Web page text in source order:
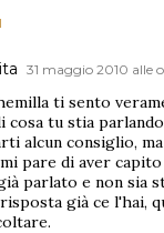
31 maggio 2010 alle
ti sento
cosa tu stia
alcun consiglio,
pare di aver
parlato e non sia
già ce l'hai,